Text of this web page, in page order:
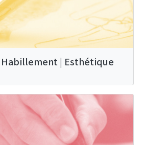
Habillement | Esthétique